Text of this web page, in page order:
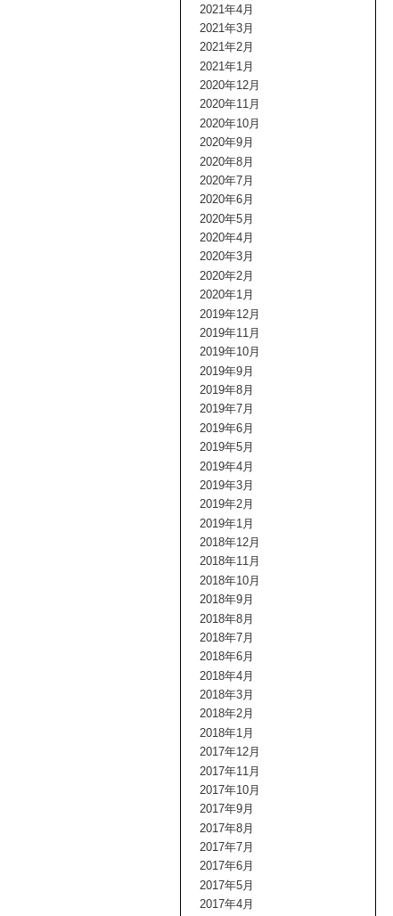
2021年4月
2021年3月
2021年2月
2021年1月
2020年12月
2020年11月
2020年10月
2020年9月
2020年8月
2020年7月
2020年6月
2020年5月
2020年4月
2020年3月
2020年2月
2020年1月
2019年12月
2019年11月
2019年10月
2019年9月
2019年8月
2019年7月
2019年6月
2019年5月
2019年4月
2019年3月
2019年2月
2019年1月
2018年12月
2018年11月
2018年10月
2018年9月
2018年8月
2018年7月
2018年6月
2018年4月
2018年3月
2018年2月
2018年1月
2017年12月
2017年11月
2017年10月
2017年9月
2017年8月
2017年7月
2017年6月
2017年5月
2017年4月